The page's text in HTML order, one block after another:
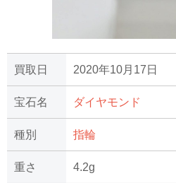
買取日 2020年10月17日
宝石名 ダイヤモンド
種別 指輪
重さ 4.2g